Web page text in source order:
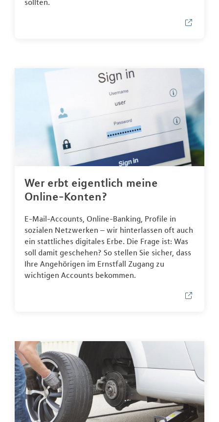
sollten.
Wer erbt eigentlich meine
Online-Konten?
E-Mail-Accounts, Online-Banking, Profile in
sozialen Netzwerken – wir hinterlassen oft auch
ein stattliches digitales Erbe. Die Frage ist: Was
soll damit geschehen? So stellen Sie sicher, dass
Ihre Angehörigen im Ernstfall Zugang zu
wichtigen Accounts bekommen.